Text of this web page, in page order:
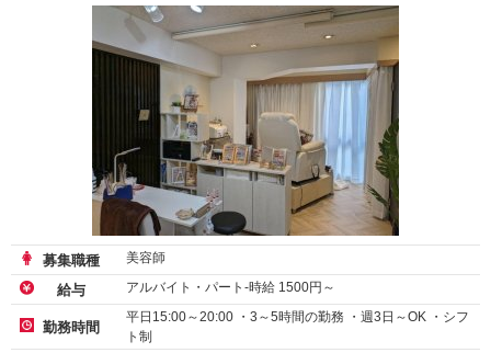
募集職種 美容師
給与 アルバイト・パート-時給 1500円～
勤務時間
平日15:00～20:00 ・3～5時間の勤務 ・週3日～OK ・シフ
ト制